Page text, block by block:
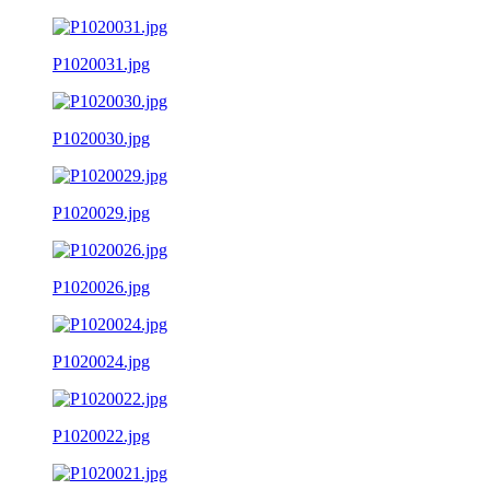
P1020031.jpg
P1020030.jpg
P1020029.jpg
P1020026.jpg
P1020024.jpg
P1020022.jpg